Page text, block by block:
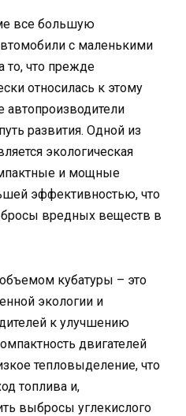
все большую
с маленькими
то, что прежде
относилась к этому
развития. Одной из
экологическая
и мощные
эффективностью, что
вредных веществ в
кубатуры – это
экологии и
к улучшению
двигателей
тепловыделение, что
топлива и,
выбросы углекислого